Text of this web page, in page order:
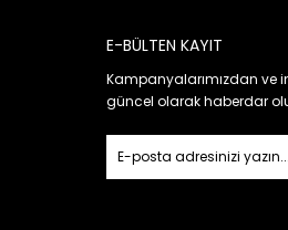
E-BÜLTEN KAYIT
Kampanyalarımızdan ve
güncel olarak haberdar